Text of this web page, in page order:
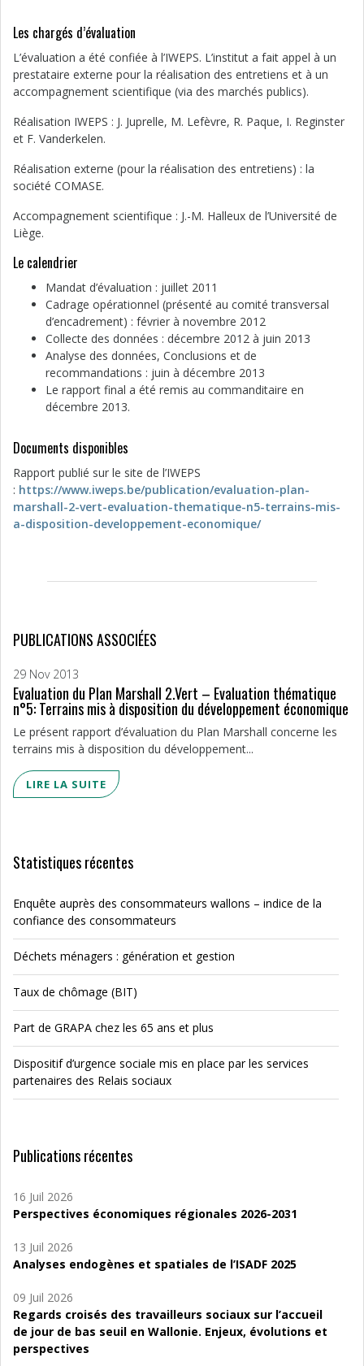
Les chargés d’évaluation
L’évaluation a été confiée à l’IWEPS. L’institut a fait appel à un
prestataire externe pour la réalisation des entretiens et à un
accompagnement scientifique (via des marchés publics).
Réalisation IWEPS : J. Juprelle, M. Lefèvre, R. Paque, I. Reginster
et F. Vanderkelen.
Réalisation externe (pour la réalisation des entretiens) : la
société COMASE.
Accompagnement scientifique : J.-M. Halleux de l’Université de
Liège.
Le calendrier
Mandat d’évaluation : juillet 2011
Cadrage opérationnel (présenté au comité transversal
d’encadrement) : février à novembre 2012
Collecte des données : décembre 2012 à juin 2013
Analyse des données, Conclusions et de
recommandations : juin à décembre 2013
Le rapport final a été remis au commanditaire en
décembre 2013.
Documents disponibles
Rapport publié sur le site de l’IWEPS
: https://www.iweps.be/publication/evaluation-plan-
marshall-2-vert-evaluation-thematique-n5-terrains-mis-
a-disposition-developpement-economique/
PUBLICATIONS ASSOCIÉES
29 Nov 2013
Evaluation du Plan Marshall 2.Vert – Evaluation thématique
n°5: Terrains mis à disposition du développement économique
Le présent rapport d’évaluation du Plan Marshall concerne les
terrains mis à disposition du développement...
LIRE LA SUITE
Statistiques récentes
Enquête auprès des consommateurs wallons – indice de la
confiance des consommateurs
Déchets ménagers : génération et gestion
Taux de chômage (BIT)
Part de GRAPA chez les 65 ans et plus
Dispositif d’urgence sociale mis en place par les services
partenaires des Relais sociaux
Publications récentes
16 Juil 2026
Perspectives économiques régionales 2026-2031
13 Juil 2026
Analyses endogènes et spatiales de l’ISADF 2025
09 Juil 2026
Regards croisés des travailleurs sociaux sur l’accueil
de jour de bas seuil en Wallonie. Enjeux, évolutions et
perspectives